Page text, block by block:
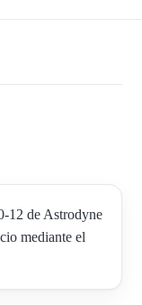
12 de Astrodyne
mediante el